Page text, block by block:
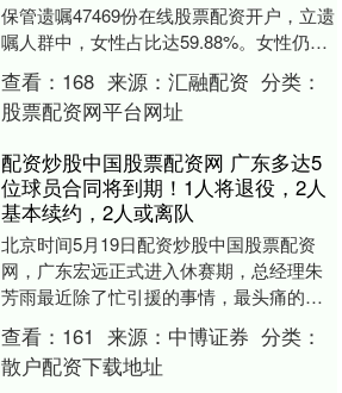
保管遗嘱47469份在线股票配资开户，立遗
嘱人群中，女性占比达59.88%。女性仍是
遗嘱规划中的“主力军”。 以上数据来....
查看： 168 来源： 汇融配资 分类：
股票配资网平台网址
配资炒股中国股票配资网 广东多达5
位球员合同将到期！1人将退役，2人
基本续约，2人或离队
北京时间5月19日配资炒股中国股票配资
网，广东宏远正式进入休赛期，总经理朱
芳雨最近除了忙引援的事情，最头痛的还
要数处理合同到期的球员。今年夏天广东
多达五位球员合....
查看： 161 来源： 中博证券 分类：
散户配资下载地址